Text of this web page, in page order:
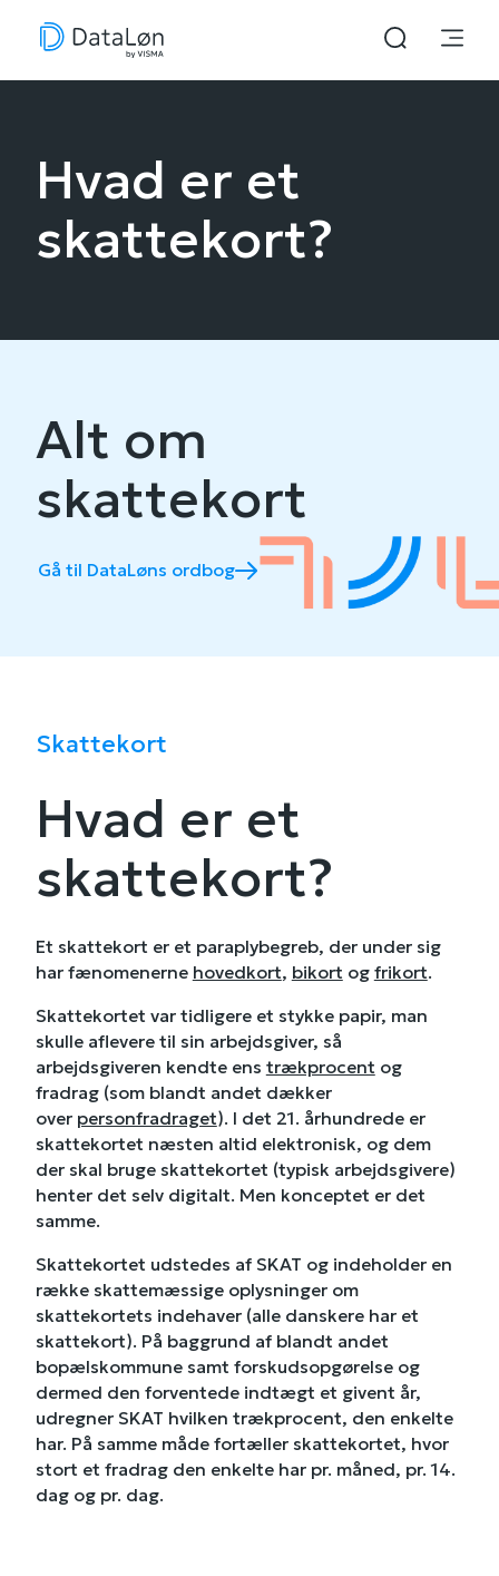
Hvad er et
skattekort?
Alt om
skattekort
Gå til DataLøns ordbog
Skattekort
Hvad er et
skattekort?
Et skattekort er et paraplybegreb, der under sig
har fænomenerne hovedkort, bikort og frikort.
Skattekortet var tidligere et stykke papir, man
skulle aflevere til sin arbejdsgiver, så
arbejdsgiveren kendte ens trækprocent og
fradrag (som blandt andet dækker
over personfradraget). I det 21. århundrede er
skattekortet næsten altid elektronisk, og dem
der skal bruge skattekortet (typisk arbejdsgivere)
henter det selv digitalt. Men konceptet er det
samme.
Skattekortet udstedes af SKAT og indeholder en
række skattemæssige oplysninger om
skattekortets indehaver (alle danskere har et
skattekort). På baggrund af blandt andet
bopælskommune samt forskudsopgørelse og
dermed den forventede indtægt et givent år,
udregner SKAT hvilken trækprocent, den enkelte
har. På samme måde fortæller skattekortet, hvor
stort et fradrag den enkelte har pr. måned, pr. 14.
dag og pr. dag.